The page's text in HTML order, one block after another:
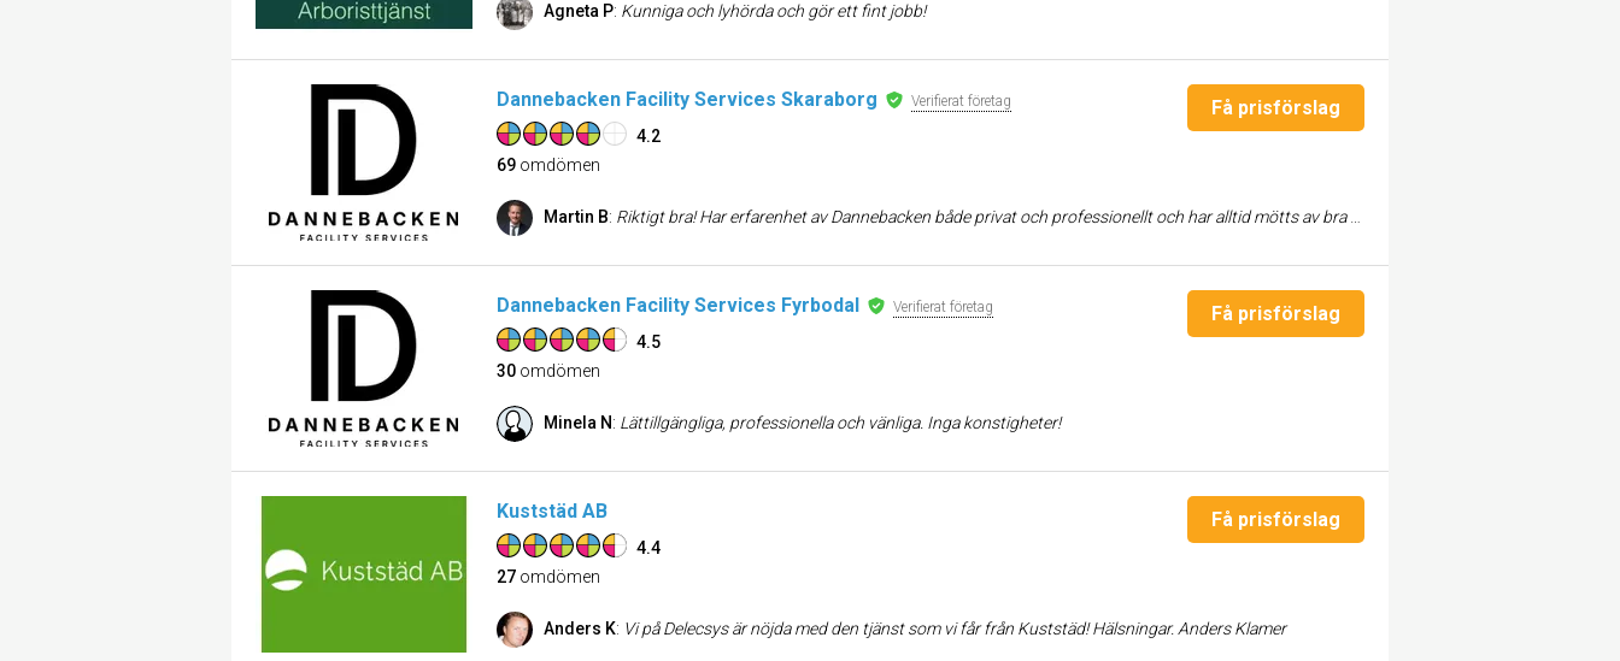
Agneta P: Kunniga och lyhörda och gör ett fint jobb!
Dannebacken Facility Services Skaraborg Verifierat företag
4.2
69 omdömen
Få prisförslag
Martin B: Riktigt bra! Har erfarenhet av Dannebacken både privat och professionellt och har alltid mötts av bra bemötande, snabb handläggning, lösningsorientering och inte minst fläckfritt resultat på utfört arbete - bokstavligen.
Dannebacken Facility Services Fyrbodal Verifierat företag
4.5
30 omdömen
Få prisförslag
Minela N: Lättillgängliga, professionella och vänliga. Inga konstigheter!
Kuststäd AB
4.4
27 omdömen
Få prisförslag
Anders K: Vi på Delecsys är nöjda med den tjänst som vi får från Kuststäd! Hälsningar. Anders Klamer